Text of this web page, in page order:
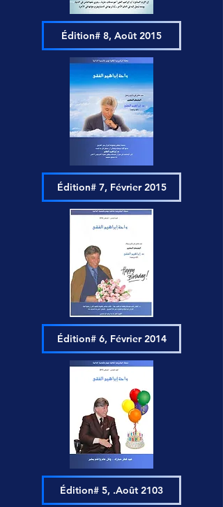
Édition# 8, Août 2015
Édition# 7, Février 2015
Édition# 6, Février 2014
Édition# 5, .Août 2103